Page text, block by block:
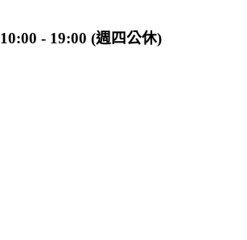
10:00 - 19:00 (週四公休)